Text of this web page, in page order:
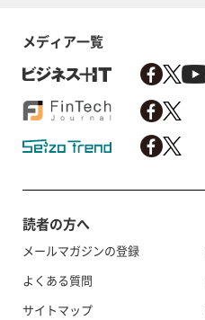
メディア一覧
読者の方へ
メールマガジンの登録
よくある質問
サイトマップ